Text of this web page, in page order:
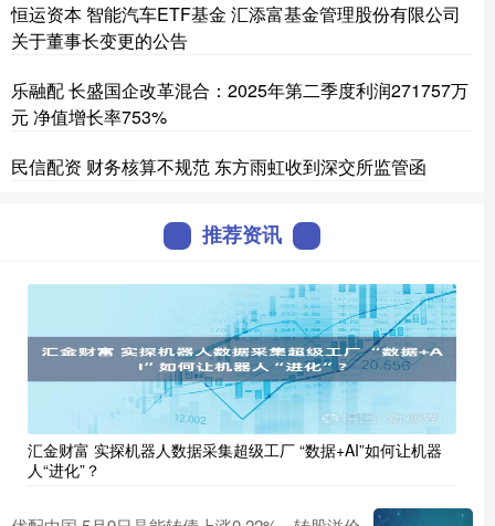
恒运资本 智能汽车ETF基金 汇添富基金管理股份有限公司
关于董事长变更的公告
乐融配 长盛国企改革混合：2025年第二季度利润271757万
元 净值增长率753%
民信配资 财务核算不规范 东方雨虹收到深交所监管函
推荐资讯
汇金财富 实探机器人数据采集超级工厂 “数据+AI”如何让机器
人“进化”？